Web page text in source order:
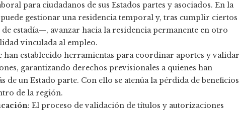
para ciudadanos de sus Estados partes y asociados. En la
gestionar una residencia temporal y, tras cumplir ciertos
estadía—, avanzar hacia la residencia permanente en otro
vinculada al empleo.
han establecido herramientas para coordinar aportes y validar
garantizando derechos previsionales a quienes han
un Estado parte. Con ello se atenúa la pérdida de beneficios
de la región.
: El proceso de validación de títulos y autorizaciones